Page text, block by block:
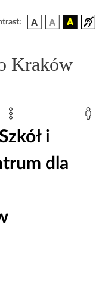
Kraków
i
dla